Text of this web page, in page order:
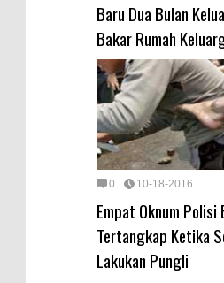
Baru Dua Bulan
Bakar Rumah
0 10-18-2016
Empat Oknum Polisi
Tertangkap Ketika
Lakukan Pungli